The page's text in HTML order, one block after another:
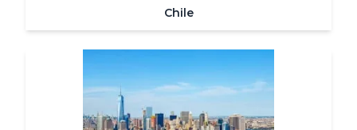
Chile